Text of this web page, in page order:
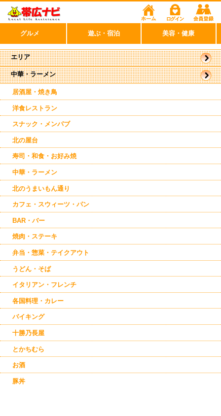
中華・ラーメン
居酒屋・焼き鳥
洋食レストラン
スナック・メンパブ
北の屋台
寿司・和食・お好み焼
中華・ラーメン
北のうまいもん通り
カフェ・スウィーツ・パン
BAR・バー
焼肉・ステーキ
弁当・惣菜・テイクアウト
うどん・そば
イタリアン・フレンチ
各国料理・カレー
バイキング
十勝乃長屋
とかちむら
お酒
豚丼
エリア
帯広市
駅周辺
駅近郊
西帯広
南帯広
音更
清水
士幌
新得
グルメ 遊ぶ・宿泊 美容・健康